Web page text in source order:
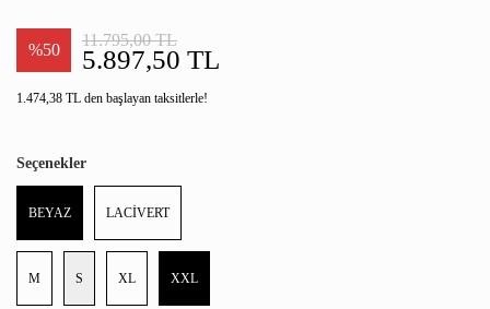
%50 5.897,50 TL
11.795,00 TL
1.474,38 TL den başlayan taksitlerle!
Seçenekler
BEYAZ LACİVERT
M S XL XXL